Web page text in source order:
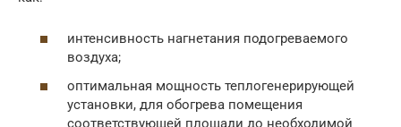
интенсивность нагнетания подогреваемого
воздуха;
оптимальная мощность теплогенерирующей
установки, для обогрева помещения
соответствующей площади до необходимой